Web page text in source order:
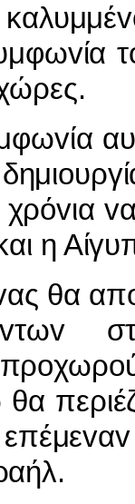
αυτή
η